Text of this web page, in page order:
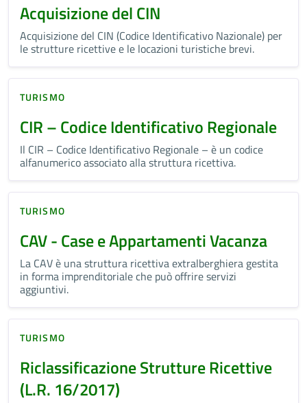
Acquisizione del CIN
Acquisizione del CIN (Codice Identificativo Nazionale) per
le strutture ricettive e le locazioni turistiche brevi.
TURISMO
CIR – Codice Identificativo Regionale
Il CIR – Codice Identificativo Regionale – è un codice
alfanumerico associato alla struttura ricettiva.
TURISMO
CAV - Case e Appartamenti Vacanza
La CAV è una struttura ricettiva extralberghiera gestita
in forma imprenditoriale che può offrire servizi
aggiuntivi.
TURISMO
Riclassificazione Strutture Ricettive
(L.R. 16/2017)